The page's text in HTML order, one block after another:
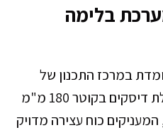
בלימה
במרכז התכנון של
KX65. מערכת הבלימה כוללת דיסקים בקוטר 180 מ"מ
כוח עצירה מדויק